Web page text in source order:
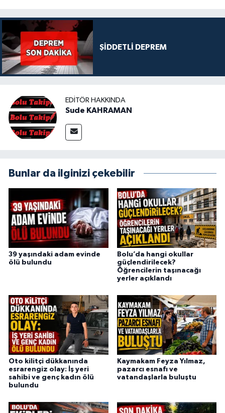
ŞİDDETLİ DEPREM
EDITÖR HAKKINDA
Sude KAHRAMAN
Bunlar da ilginizi çekebilir
39 yaşındaki adam evinde
ölü bulundu
Bolu’da hangi okullar
güçlendirilecek?
Öğrencilerin taşınacağı
yerler açıklandı
Oto kilitçi dükkanında
esrarengiz olay: İş yeri
sahibi ve genç kadın ölü
bulundu
Kaymakam Feyza Yılmaz,
pazarcı esnafı ve
vatandaşlarla buluştu